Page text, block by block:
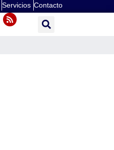
Servicios Contacto